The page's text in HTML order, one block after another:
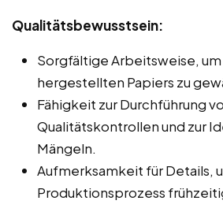
Qualitätsbewusstsein:
Sorgfältige Arbeitsweise,
hergestellten Papiers zu
Fähigkeit zur Durchführung
Qualitätskontrollen und zur
Mängeln.
Aufmerksamkeit für Details,
Produktionsprozess